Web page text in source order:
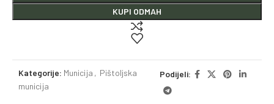
KUPI ODMAH
Kategorije: Municija , Pištoljska
municija
Podijeli: